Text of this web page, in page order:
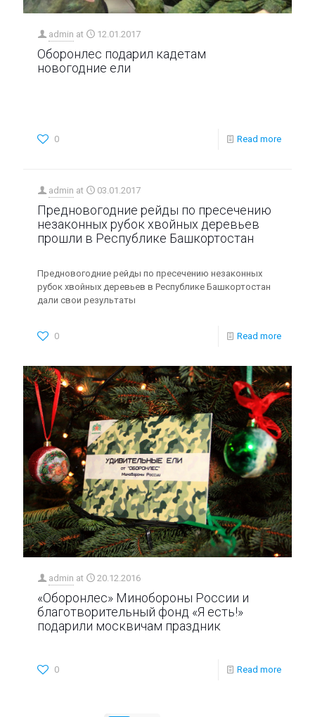
admin at 12.01.2017
Оборонлес подарил кадетам
новогодние ели
0 Read more
admin at 03.01.2017
Предновогодние рейды по пресечению
незаконных рубок хвойных деревьев
прошли в Республике Башкортостан
Предновогодние рейды по пресечению незаконных
рубок хвойных деревьев в Республике Башкортостан
дали свои результаты
0 Read more
admin at 20.12.2016
«Оборонлес» Минобороны России и
благотворительный фонд «Я есть!»
подарили москвичам праздник
0 Read more